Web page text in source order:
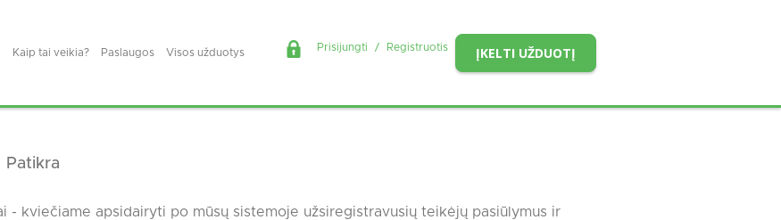
Kaip tai veikia? Paslaugos Visos užduotys ĮKELTI UŽDUOTĮ
Prisijungti / Registruotis
Patikra
- kviečiame apsidairyti po mūsų sistemoje užsiregistravusių teikėjų pasiūlymus ir